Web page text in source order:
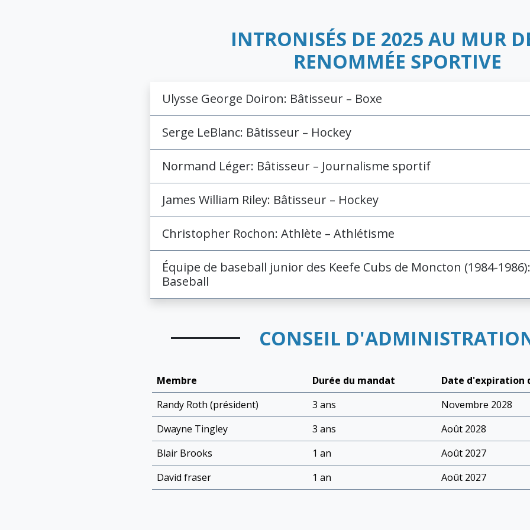
INTRONISÉS DE 2025 AU MUR
RENOMMÉE SPORTIVE
Ulysse George Doiron: Bâtisseur – Boxe
Serge LeBlanc: Bâtisseur – Hockey
Normand Léger: Bâtisseur – Journalisme sportif
James William Riley: Bâtisseur – Hockey
Christopher Rochon: Athlète – Athlétisme
Équipe de baseball junior des Keefe Cubs de Moncton (1984-
Baseball
CONSEIL
Membre Durée du mandat
Date d'expiration
Randy Roth (président)
3 ans
Novembre 2028
Dwayne Tingley
3 ans
Août 2028
Blair Brooks
1 an
Août 2027
David fraser
1 an Août 2027